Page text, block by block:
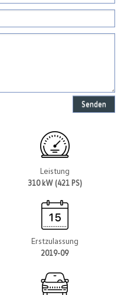
Senden
Leistung
310 kW (421 PS)
Erstzulassung
2019-09